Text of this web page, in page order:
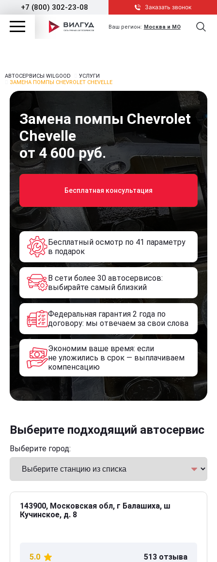
+7 (800) 302-23-08 Заказать звонок
Ваш регион: Москва и МО
АВТОСЕРВИСЫ WILGOOD
УСЛУГИ
ЗАМЕНА ПОМПЫ CHEVROLET CHEVELLE
Замена помпы Chevrolet
Chevelle
от 4 600 руб.
Бесплатная консультация
Бесплатный осмотр по 41 параметру
в подарок
В сети более 30 автосервисов:
выбирайте самый близкий
Федеральная гарантия 2 года по
договору: мы отвечаем за свои слова
Экономим ваше время: если
не уложились в срок — выплачиваем
компенсацию
Выберите подходящий автосервис
Выберите город:
143900, Московская обл, г Балашиха, ш
Кучинское, д. 8
5.0 513 отзыва